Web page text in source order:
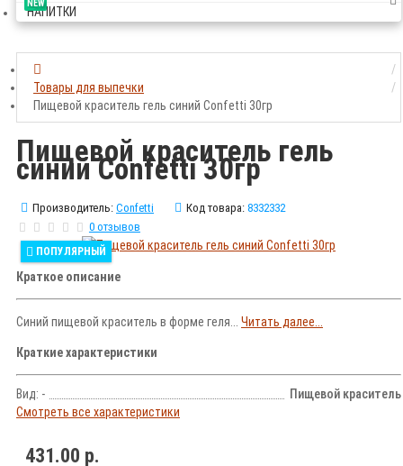
NEW
НАПИТКИ
Товары для выпечки
Пищевой краситель гель синий Confetti 30гр
Пищевой краситель гель
синий Confetti 30гр
Производитель: Confetti Код товара: 8332332
0 отзывов
ПОПУЛЯРНЫЙ
Краткое описание
Синий пищевой краситель в форме геля... Читать далее...
Краткие характеристики
Вид: -
Пищевой краситель
Смотреть все характеристики
431.00 р.